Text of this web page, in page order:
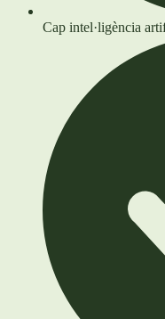
Cap intel·ligència